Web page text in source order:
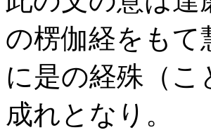
の楞伽経をもて
に是の経殊（
成れとなり。